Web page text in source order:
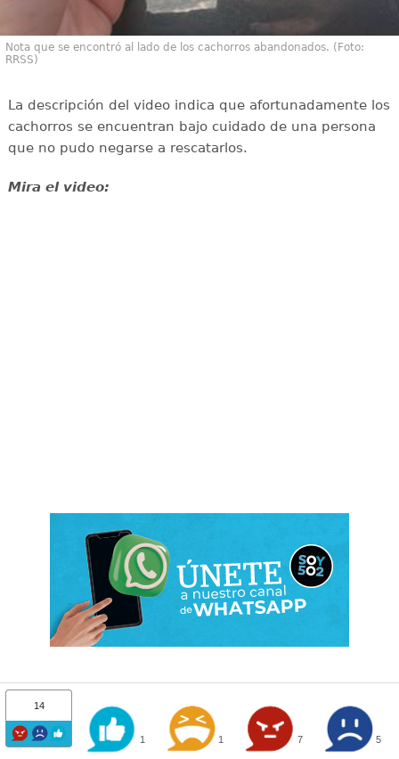
Nota que se encontró al lado de los cachorros abandonados. (Foto:
RRSS)
La descripción del video indica que afortunadamente los
cachorros se encuentran bajo cuidado de una persona
que no pudo negarse a rescatarlos.
Mira el video:
14
1 1 7 5